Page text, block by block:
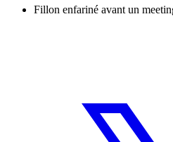
Fillon enfariné avant un